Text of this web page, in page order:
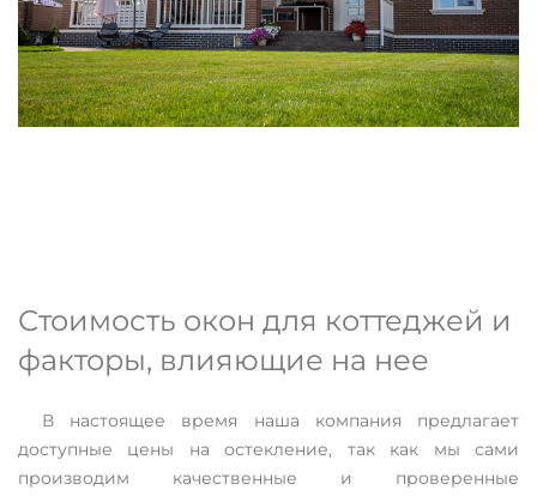
Стоимость окон для коттеджей и
факторы, влияющие на нее
В настоящее время наша компания предлагает
доступные цены на остекление, так как мы сами
производим качественные и проверенные